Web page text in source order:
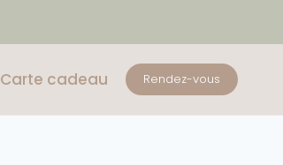
Carte cadeau Rendez-vous